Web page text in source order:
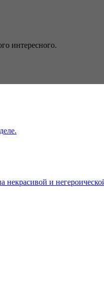
интересного.
некрасивой и